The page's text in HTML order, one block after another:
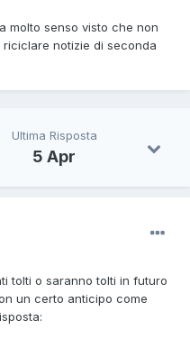
molto senso visto che non
riciclare notizie di seconda
Ultima Risposta
5 Apr
tolti o saranno tolti in futuro
un certo anticipo come